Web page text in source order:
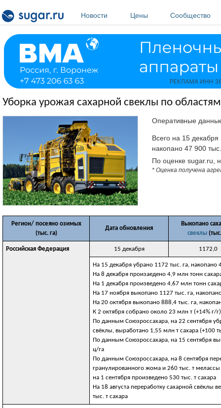
Новости
Цены Сообщество
Уборка урожая сахарной свеклы по
Оперативные
Всего на 15
накопано 47 900
По оценке sugar.ru,
* Оценка получена
Регион/ посеяно озимых
(тыс. га)
Дата обновления
Выкопано
свеклы
Российская Федерация 15 декабря 1172,0
На 15 декабря убрано 1172 тыс. га, накопано
На 8 декабря произаедено 4,9 млн тонн
На 1 декабря произведено 4,67 млн тонн
На 17 ноября выкопано 1127 тыс. га,
На 20 октября выкопано 888,4 тыс. га,
К 2 октября собрано около 23 млн т (+14% г/
По данным Союзроссахара, на 22 сентября
свёклы, выработано 1,55 млн т сахара (+100
По данным Союзроссахара, на 15 сентября
ц/га
По данным Союзроссахара, на 8 сентября
гранулированного жома и 260 тыс. т мелассы
на 1 сентября произведено 530 тыс. т сахара
На 18 августа переработку сахарной свёклы
тыс. т сахара